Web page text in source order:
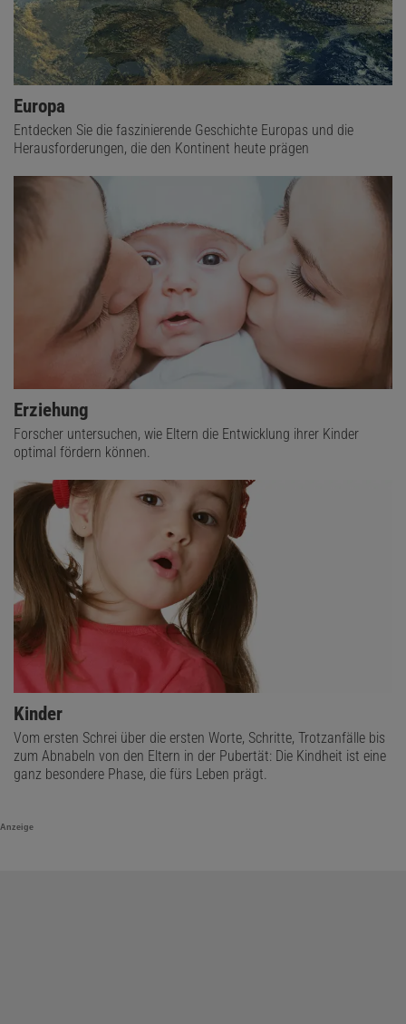
Europa
Entdecken Sie die faszinierende Geschichte Europas und die
Herausforderungen, die den Kontinent heute prägen
Erziehung
Forscher untersuchen, wie Eltern die Entwicklung ihrer Kinder
optimal fördern können.
Kinder
Vom ersten Schrei über die ersten Worte, Schritte, Trotzanfälle bis
zum Abnabeln von den Eltern in der Pubertät: Die Kindheit ist eine
ganz besondere Phase, die fürs Leben prägt.
Anzeige